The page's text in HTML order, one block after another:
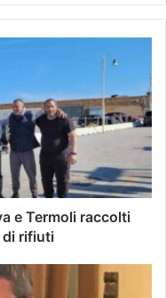
e Termoli raccolti
di rifiuti